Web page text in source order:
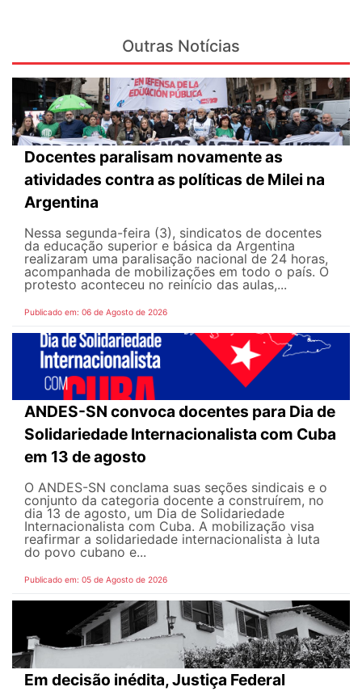
Outras Notícias
Docentes paralisam novamente as
atividades contra as políticas de Milei na
Argentina
Nessa segunda-feira (3), sindicatos de docentes
da educação superior e básica da Argentina
realizaram uma paralisação nacional de 24 horas,
acompanhada de mobilizações em todo o país. O
protesto aconteceu no reinício das aulas,...
Publicado em: 06 de Agosto de 2026
ANDES-SN convoca docentes para Dia de
Solidariedade Internacionalista com Cuba
em 13 de agosto
O ANDES-SN conclama suas seções sindicais e o
conjunto da categoria docente a construírem, no
dia 13 de agosto, um Dia de Solidariedade
Internacionalista com Cuba. A mobilização visa
reafirmar a solidariedade internacionalista à luta
do povo cubano e...
Publicado em: 05 de Agosto de 2026
Em decisão inédita, Justiça Federal